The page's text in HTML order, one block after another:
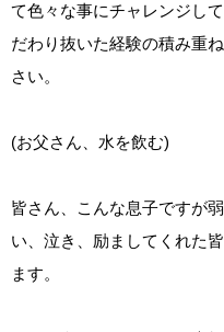
て色々な事にチャレンジし
だわり抜いた経験の積み重
さい。
(お父さん、水を飲む)
皆さん、こんな息子ですが
い、泣き、励ましてくれた
ます。